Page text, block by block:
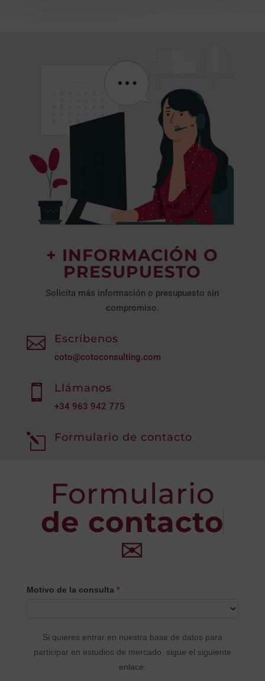
+ INFORMACIÓN O
PRESUPUESTO
Solicita más información o presupuesto sin
compromiso.
 Escríbenos
coto@cotoconsulting.com
 Llámanos
+34 963 942 775
l Formulario de contacto
Formulario
de contacto
✉
CONTACTO
Motivo de la consulta *
Si quieres entrar en nuestra base de datos para
participar en estudios de mercado, sigue el siguiente
enlace: